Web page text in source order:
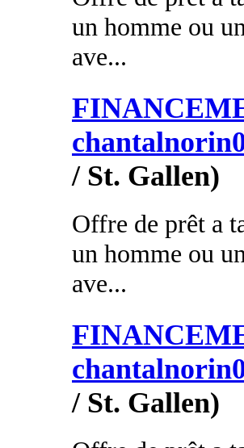
un homme ou
ave...
/ St. Gallen)
Offre de prêt a
un homme ou
ave...
/ St. Gallen)